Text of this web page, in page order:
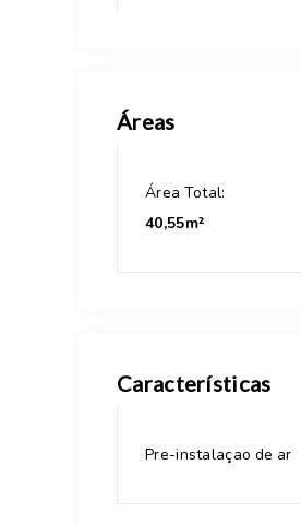
Áreas
Área Total:
40,55m²
Características
Pre-instalaçao de ar